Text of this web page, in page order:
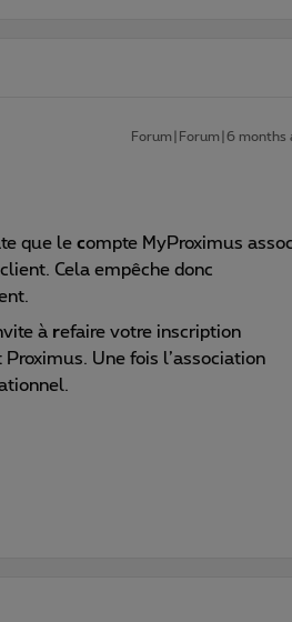
Forum|Forum|6 months
que le compte MyProximus
Cela empêche donc
à refaire votre inscription
Une fois l’association